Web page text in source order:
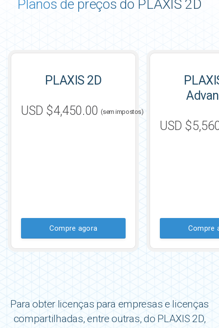
Planos de preços do PLAXIS 2D
PLAXIS 2D
USD $4,450.00(sem impostos)
Compre agora
USD
Compre
Para obter licenças para empresas e licenças
compartilhadas, entre outras, do PLAXIS 2D,